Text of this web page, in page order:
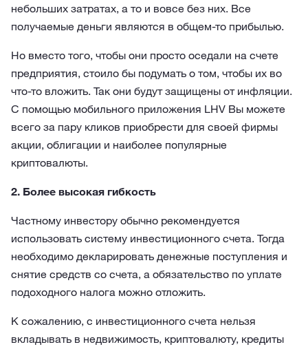
небольших затратах, а то и вовсе без них. Все
получаемые деньги являются в общем-то прибылью.
Но вместо того, чтобы они просто оседали на счете
предприятия, стоило бы подумать о том, чтобы их во
что-то вложить. Так они будут защищены от инфляции.
С помощью мобильного приложения LHV Вы можете
всего за пару кликов приобрести для своей фирмы
акции, облигации и наиболее популярные
криптовалюты.
2. Более высокая гибкость
Частному инвестору обычно рекомендуется
использовать систему инвестиционного счета. Тогда
необходимо декларировать денежные поступления и
снятие средств со счета, а обязательство по уплате
подоходного налога можно отложить.
К сожалению, с инвестиционного счета нельзя
вкладывать в недвижимость, криптовалюту, кредиты